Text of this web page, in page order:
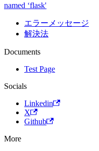
named ‘flask'
エラーメッセージ
解決法
Documents
Test Page
Socials
Linkedin
X
Github
More